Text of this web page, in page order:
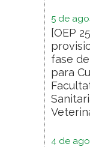
5 de
[OEP
fase
para
4 de